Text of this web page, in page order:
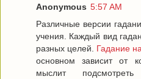
Anonymous 5:57 AM
Различные версии
учения. Каждый вид
разных целей. Гадание
основном зависит от
мыслит